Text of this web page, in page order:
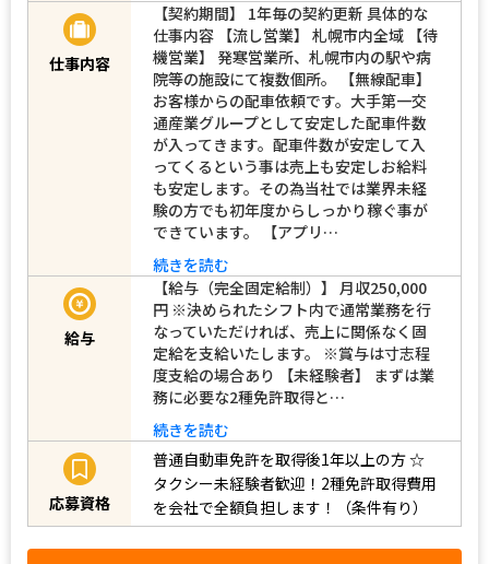
仕事内容
【契約期間】 1年毎の契約更新 具体的な
仕事内容 【流し営業】 札幌市内全域 【待
機営業】 発寒営業所、札幌市内の駅や病
院等の施設にて複数個所。 【無線配車】
お客様からの配車依頼です。大手第一交
通産業グループとして安定した配車件数
が入ってきます。配車件数が安定して入
ってくるという事は売上も安定しお給料
も安定します。その為当社では業界未経
験の方でも初年度からしっかり稼ぐ事が
できています。 【アプリ…
続きを読む
給与
【給与（完全固定給制）】 月収250,000
円 ※決められたシフト内で通常業務を行
なっていただければ、売上に関係なく固
定給を支給いたします。 ※賞与は寸志程
度支給の場合あり 【未経験者】 まずは業
務に必要な2種免許取得と…
続きを読む
応募資格
普通自動車免許を取得後1年以上の方☆
タクシー未経験者歓迎！2種免許取得費用
を会社で全額負担します！（条件有り）